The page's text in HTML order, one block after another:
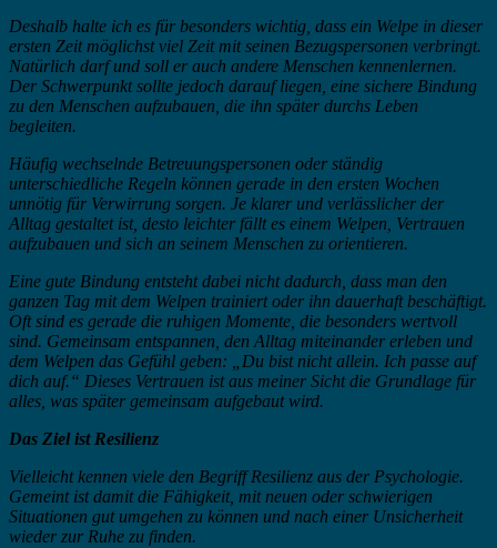
Deshalb halte ich es für besonders wichtig, dass ein Welpe in dieser
ersten Zeit möglichst viel Zeit mit seinen Bezugspersonen verbringt.
Natürlich darf und soll er auch andere Menschen kennenlernen.
Der Schwerpunkt sollte jedoch darauf liegen, eine sichere Bindung
zu den Menschen aufzubauen, die ihn später durchs Leben
begleiten.
Häufig wechselnde Betreuungspersonen oder ständig
unterschiedliche Regeln können gerade in den ersten Wochen
unnötig für Verwirrung sorgen. Je klarer und verlässlicher der
Alltag gestaltet ist, desto leichter fällt es einem Welpen, Vertrauen
aufzubauen und sich an seinem Menschen zu orientieren.
Eine gute Bindung entsteht dabei nicht dadurch, dass man den
ganzen Tag mit dem Welpen trainiert oder ihn dauerhaft beschäftigt.
Oft sind es gerade die ruhigen Momente, die besonders wertvoll
sind. Gemeinsam entspannen, den Alltag miteinander erleben und
dem Welpen das Gefühl geben: „Du bist nicht allein. Ich passe auf
dich auf.“ Dieses Vertrauen ist aus meiner Sicht die Grundlage für
alles, was später gemeinsam aufgebaut wird.
Das Ziel ist Resilienz
Vielleicht kennen viele den Begriff Resilienz aus der Psychologie.
Gemeint ist damit die Fähigkeit, mit neuen oder schwierigen
Situationen gut umgehen zu können und nach einer Unsicherheit
wieder zur Ruhe zu finden.